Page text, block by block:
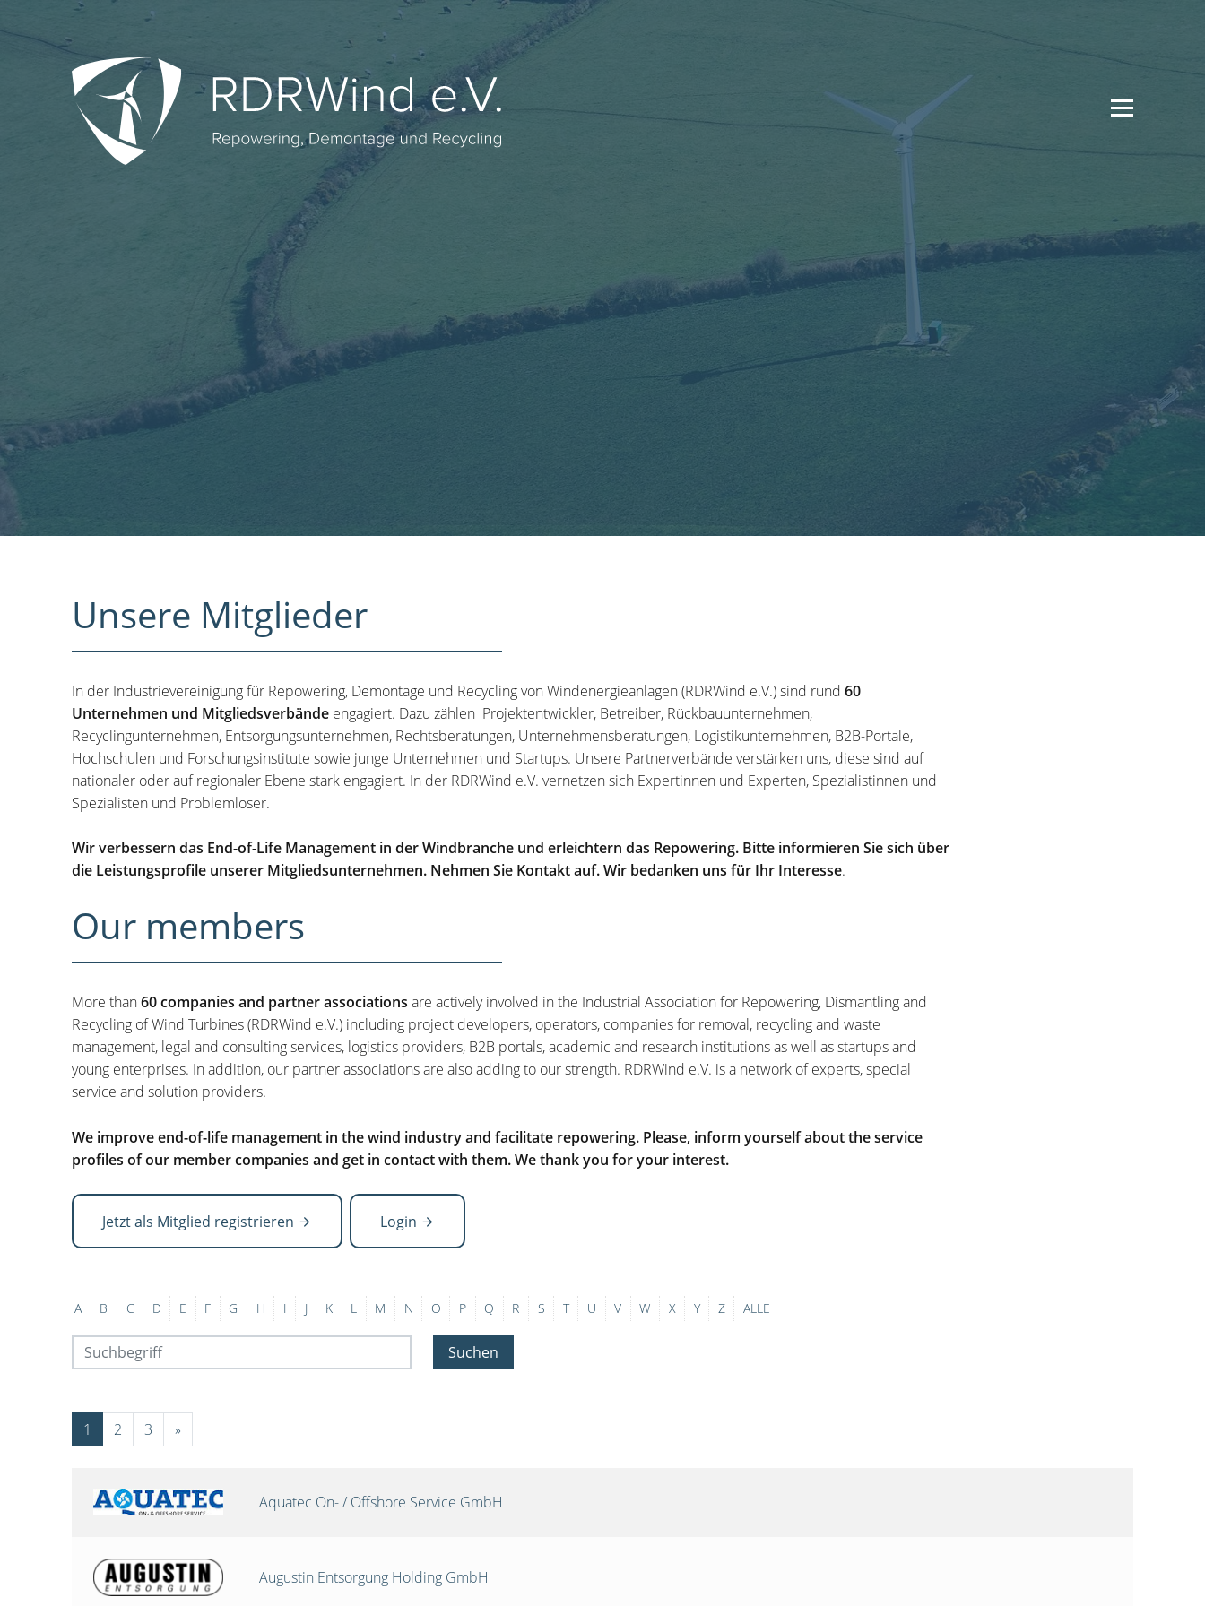
Unsere Mitglieder
In der Industrievereinigung für Repowering, Demontage und Recycling von Windenergieanlagen (RDRWind e.V.) sind rund 60
Unternehmen und Mitgliedsverbände engagiert. Dazu zählen Projektentwickler, Betreiber, Rückbauunternehmen,
Recyclingunternehmen, Entsorgungsunternehmen, Rechtsberatungen, Unternehmensberatungen, Logistikunternehmen, B2B-Portale,
Hochschulen und Forschungsinstitute sowie junge Unternehmen und Startups. Unsere Partnerverbände verstärken uns, diese sind auf
nationaler oder auf regionaler Ebene stark engagiert. In der RDRWind e.V. vernetzen sich Expertinnen und Experten, Spezialistinnen und
Spezialisten und Problemlöser.
Wir verbessern das End-of-Life Management in der Windbranche und erleichtern das Repowering. Bitte informieren Sie sich über
die Leistungsprofile unserer Mitgliedsunternehmen. Nehmen Sie Kontakt auf. Wir bedanken uns für Ihr Interesse.
Our members
More than60 companies and partner associations are actively involved in the Industrial Association for Repowering, Dismantling and
Recycling of Wind Turbines (RDRWind e.V.) including project developers, operators, companies for removal, recycling and waste
management, legal and consulting services, logistics providers, B2B portals, academic and research institutions as well as startups and
young enterprises. In addition, our partner associations are also adding to our strength. RDRWind e.V. is a network of experts, special
service and solution providers.
We improve end-of-life management in the wind industry and facilitate repowering. Please, inform yourself about the service
profiles of our member companies and get in contact with them. We thank you for your interest.
Jetzt als Mitglied registrieren Login
A B C D E F G H I J K L M N O P Q R S T U V W X Y Z ALLE
Suchen
1 2 3 »
Aquatec On- / Offshore Service GmbH
Augustin Entsorgung Holding GmbH